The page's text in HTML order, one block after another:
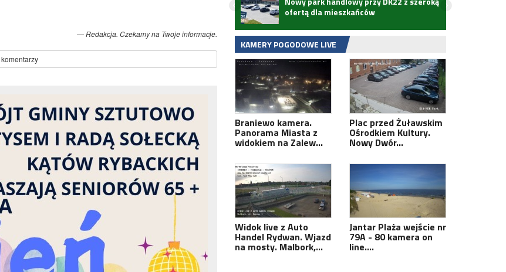
Redakcja. Czekamy na Twoje informacje.
ofertą dla mieszkańców
KAMERY POGODOWE LIVE
Braniewo kamera.
Panorama Miasta z
widokiem na Zalew…
Plac przed Żuławskim
Ośrodkiem Kultury.
Nowy Dwór…
Widok live z Auto
Handel Rydwan. Wjazd
na mosty. Malbork,…
Jantar Plaża wejście nr
79A - 80 kamera on
line.…